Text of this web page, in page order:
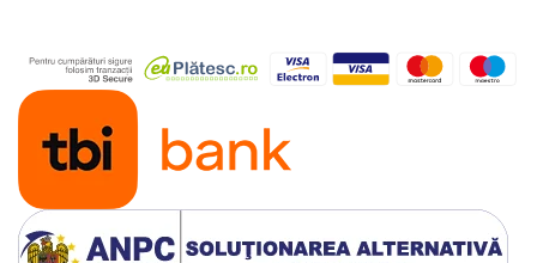
Cărămidă Klinker
Termice
Sobe și Șeminee
Coșuri și Tubulatură Evacuare
Ventilație, Climatizare
Accesorii Ventilație